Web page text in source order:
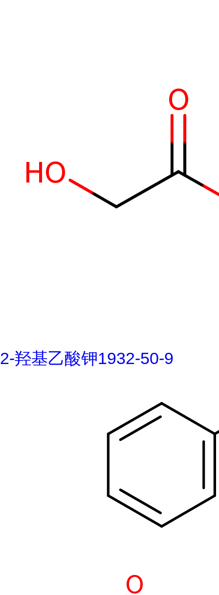
2-羟基乙酸钾1932-50-9